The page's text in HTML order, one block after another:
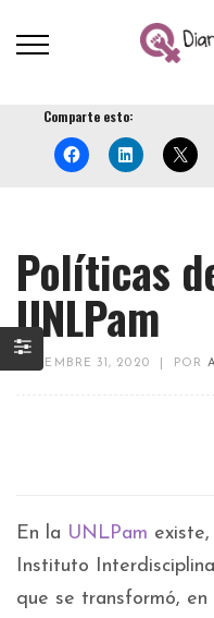
Comparte esto:
Políticas
UNLPam
DICIEMBRE 31, 2020 POR
En la UNLPam
Instituto
que se transformó, en